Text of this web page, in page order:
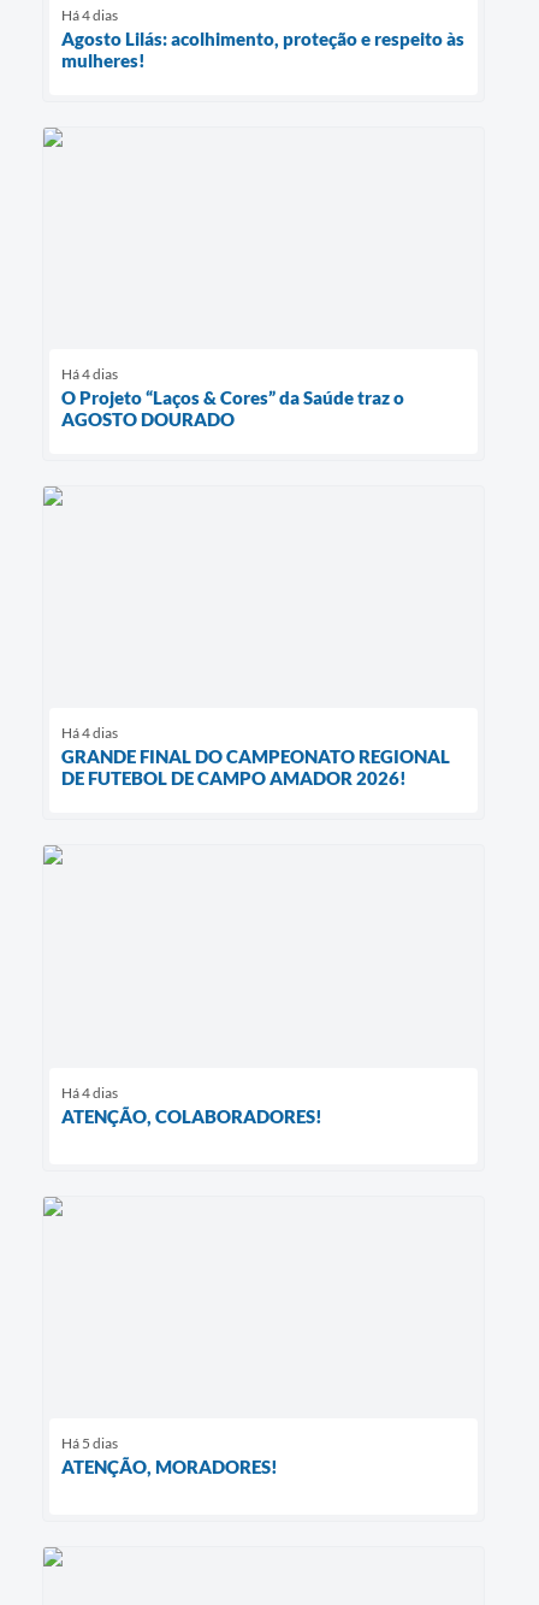
Há 4 dias
Agosto Lilás: acolhimento, proteção e respeito às
mulheres!
Há 4 dias
O Projeto “Laços & Cores” da Saúde traz o
AGOSTO DOURADO
Há 4 dias
GRANDE FINAL DO CAMPEONATO REGIONAL
DE FUTEBOL DE CAMPO AMADOR 2026!
Há 4 dias
ATENÇÃO, COLABORADORES!
Há 5 dias
ATENÇÃO, MORADORES!